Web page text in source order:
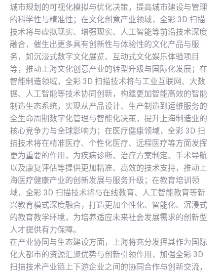
城市规划的可视化模拟与优化决策，提高城市建设与管理
的科学性与精准性；在文化创意产业领域，全彩 3D 扫描
技术将与虚拟现实、增强现实、人工智能等前沿技术深度
融合，催生出更多具有创新性与体验性的文化产品与服
务，如沉浸式数字文化展览、互动式文化娱乐体验项目
等，推动上海文化创意产业的转型升级与国际化发展；在
智能制造领域，全彩 3D 扫描技术将与工业互联网、大数
据、人工智能等技术协同创新，构建更加智能高效的智能
制造生态系统，实现从产品设计、生产制造到运维服务的
全生命周期数字化管理与智能化决策，提升上海制造业的
核心竞争力与全球影响力；在医疗健康领域，全彩 3D 扫
描技术将在精准医疗、个性化医疗、远程医疗等方面发挥
更为重要的作用，为疾病诊断、治疗方案制定、手术导航
以及康复评估等提供更加精准、高效的技术支持，推动上
海医疗健康产业的创新发展与服务升级；在教育培训领
域，全彩 3D 扫描技术将与在线教育、人工智能教育等新
兴教育模式深度融合，打造更加个性化、智能化、沉浸式
的教育教学环境，为培养适应未来社会发展需求的创新型
人才提供有力保障。
在产业协同与生态建设方面，上海将充分发挥其作为国际
化大都市的资源汇聚优势与创新引领作用，加强全彩 3D
扫描技术产业链上下游企业之间的协同合作与创新交流，